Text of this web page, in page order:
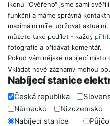
ikonu "Ověřeno" jsme sami
funkční a máme správná
maximální míře udržovat
můžete také podílet - každý
fotografie a přidávat komentář.
Pokud vám nějaké nabíjecí
Vkládat nové záznamy mohou
Nabíjecí stanice
Česká republika
Německo
Nizozemsko
Nabíjecí stanice